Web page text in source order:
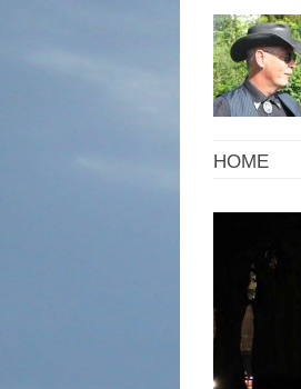
HOME